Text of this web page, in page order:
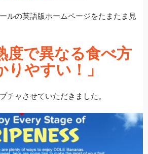
ck e
ルの英語版ホームページをたまたま見
度で異なる食べ方
りやすい！」
チャさせていただきました。